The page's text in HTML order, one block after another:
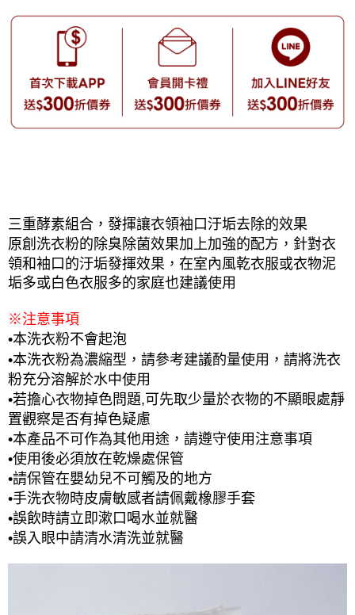
三重酵素組合，發揮讓衣領袖口汙垢去除的效果
原創洗衣粉的除臭除菌效果加上加強的配方，針對衣
領和袖口的汙垢發揮效果，在室內風乾衣服或衣物泥
垢多或白色衣服多的家庭也建議使用
※注意事項
•本洗衣粉不會起泡
•本洗衣粉為濃縮型，請參考建議酌量使用，請將洗衣
粉充分溶解於水中使用
•若擔心衣物掉色問題,可先取少量於衣物的不顯眼處靜
置觀察是否有掉色疑慮
•本產品不可作為其他用途，請遵守使用注意事項
•使用後必須放在乾燥處保管
•請保管在嬰幼兒不可觸及的地方
•手洗衣物時皮膚敏感者請佩戴橡膠手套
•誤飲時請立即漱口喝水並就醫
•誤入眼中請清水清洗並就醫